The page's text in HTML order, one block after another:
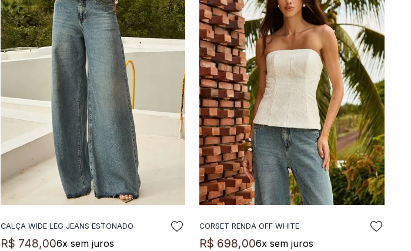
ADICIONAR A SACOLA
CALÇA WIDE LEG JEANS ESTONADO
R$ 748,006x sem juros
ADICIONAR A SACOLA
CORSET RENDA OFF WHITE
R$ 698,006x sem juros